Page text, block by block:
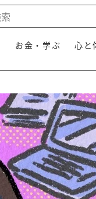
お金・学ぶ 心と